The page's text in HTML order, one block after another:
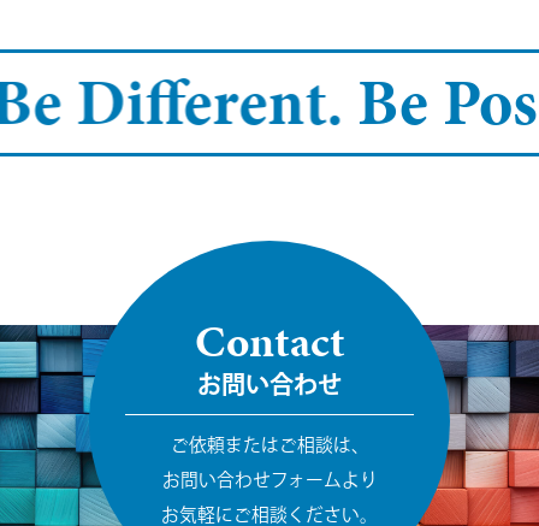
Different.Be
Contact
お問い合わせ
ご依頼またはご相談は、
お問い合わせフォームより
お気軽にご相談ください。